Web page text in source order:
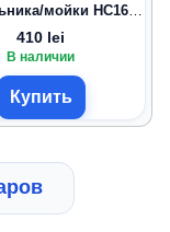
мойки HC164-
40
410 lei
В наличии
Купить